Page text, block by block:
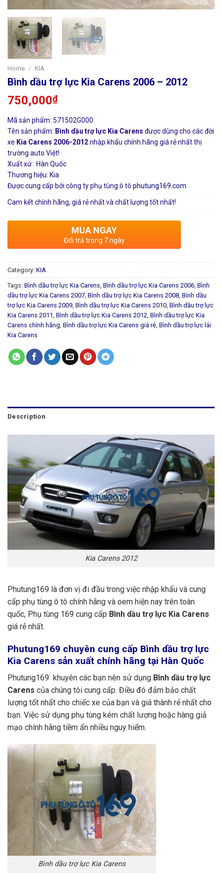
Home / KIA
Bình dầu trợ lực Kia Carens 2006 – 2012
750,000₫
Mã sản phẩm: 571502G000
Tên sản phẩm: Bình dầu trợ lực Kia Carens được dùng cho các đời
xe Kia Carens 2006-2012nhập khẩu chính hãng giá rẻ nhất thị
trường auto Việt!
Xuất xứ : Hàn Quốc
Thương hiệu: Kia
Được cung cấp bởi công ty phụ tùng ô tô phutung169.com
Cam kết chính hãng, giá rẻ nhất và chất lượng tốt nhất!
MUA NGAY
Đổi trả trong 7 ngày
Category: KIA
Tags: Bình dầu trợ lực Kia Carens Bình dầu trợ lực Kia Carens 2006 Bình
dầu trợ lực Kia Carens 2007 Bình dầu trợ lực Kia Carens 2008 Bình dầu
trợ lực Kia Carens 2009 Bình dầu trợ lực Kia Carens 2010 Bình dầu trợ lực
Kia Carens 2011 Bình dầu trợ lực Kia Carens 2012 Bình dầu trợ lực Kia
Carens chính hãng Bình dầu trợ lực Kia Carens giá rẻ Bình dầu trợ lực lái
Kia Carens
Description
Kia Carens 2012
Phutung169 là đơn vị đi đầu trong việc nhập khẩu và cung
cấp phụ tùng ô tô chính hãng và oem hiện nay trên toàn
quốc, Phụ tùng 169 cung cấp Bình dầu trợ lực Kia Carens
giá rẻ nhất.
Phutung169 chuyên cung cấp Bình dầu trợ lực
Kia Carens sản xuất chính hãng tại Hàn Quốc
Phutung169 khuyên các bạn nên sử dụng Bình dầu trợ lực
Carens của chúng tôi cung cấp. Điều đó đảm bảo chất
lượng tốt nhất cho chiếc xe của bạn và giá thành rẻ nhất cho
bạn. Việc sử dụng phụ tùng kém chất lượng hoặc hàng giả
mạo chính hãng tiềm ẩn nhiều nguy hiểm.
Bình dầu trợ lực Kia Carens